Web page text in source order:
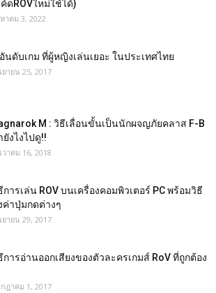
ดROVใหม่ใช้ได้)
าคม 3, 2022
นดับเกม ที่ผู้หญิงเล่นเยอะ ในประเทศไทย
ายน 25, 2017
M : วิธีเลื่อนขั้นเป็นนักผจญภัยคลาส F-B
ยังไงไปดู!!
าคม 16, 2018
การเล่น ROV บนเครื่องคอมพิวเตอร์ PC พร้อมวิธี
ค่าปุ่มกดต่างๆ
ายน 29, 2017
การอ่านออกเสียงของตัวละครเกมส์ RoV ที่ถูกต้อง
ฎาคม 1, 2017